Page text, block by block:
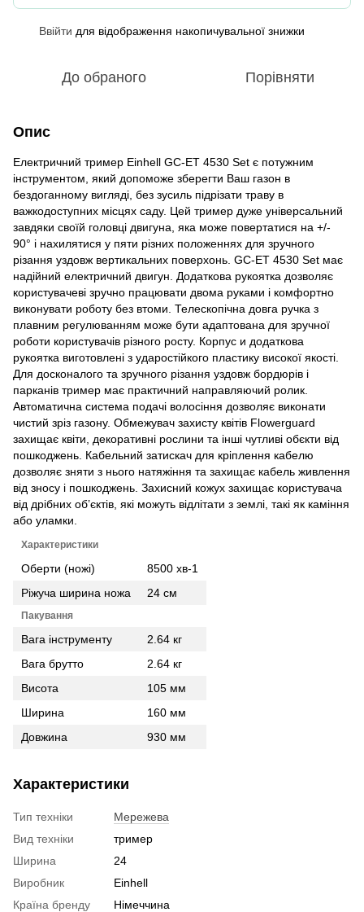
Ввійти для відображення накопичувальної знижки
До обраного Порівняти
Опис
Електричний тример Einhell GC-ET 4530 Set є потужним
інструментом, який допоможе зберегти Ваш газон в
бездоганному вигляді, без зусиль підрізати траву в
важкодоступних місцях саду. Цей тример дуже універсальний
завдяки своїй головці двигуна, яка може повертатися на +/-
90° і нахилятися у пяти різних положеннях для зручного
різання уздовж вертикальних поверхонь. GC-ET 4530 Set має
надійний електричний двигун. Додаткова рукоятка дозволяє
користувачеві зручно працювати двома руками і комфортно
виконувати роботу без втоми. Телескопічна довга ручка з
плавним регулюванням може бути адаптована для зручної
роботи користувачів різного росту. Корпус и додаткова
рукоятка виготовлені з ударостійкого пластику високої якості.
Для досконалого та зручного різання уздовж бордюрів і
парканів тример має практичний направляючий ролик.
Автоматична система подачі волосіння дозволяє виконати
чистий зріз газону. Обмежувач захисту квітів Flowerguard
захищає квіти, декоративні рослини та інші чутливі обєкти від
пошкоджень. Кабельний затискач для кріплення кабелю
дозволяє зняти з нього натяжіння та захищає кабель живлення
від зносу і пошкоджень. Захисний кожух захищає користувача
від дрібних об’єктів, які можуть відлітати з землі, такі як каміння
або уламки.
Характеристики
Оберти (ножі)
8500 хв-1
Ріжуча ширина ножа
24 см
Пакування
Вага інструменту
2.64 кг
Вага брутто
2.64 кг
Висота
105 мм
Ширина
160 мм
Довжина
930 мм
Характеристики
Тип техніки
Мережева
Вид техніки
тример
Ширина
24
Виробник
Einhell
Країна бренду
Німеччина